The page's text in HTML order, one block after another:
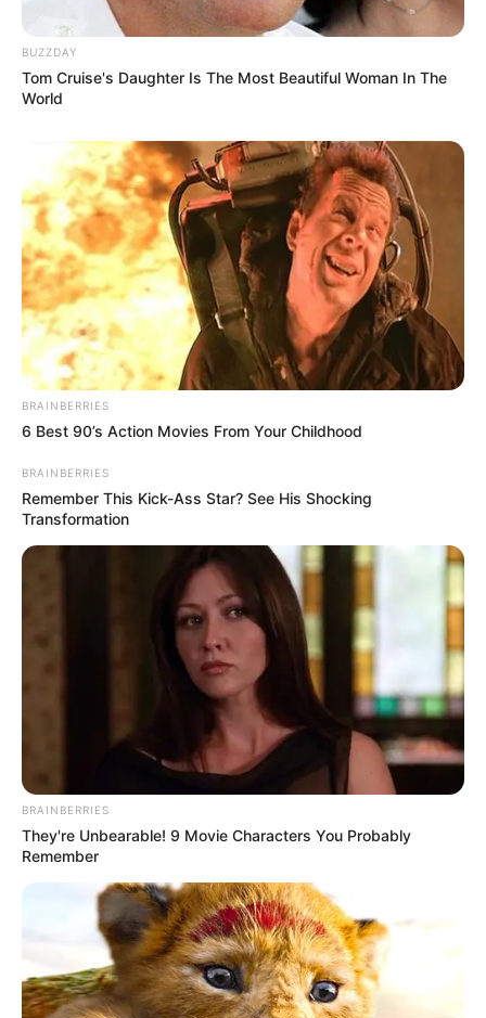
BUZZDAY
Tom Cruise's Daughter Is The Most Beautiful Woman In The
World
BRAINBERRIES
6 Best 90’s Action Movies From Your Childhood
BRAINBERRIES
Remember This Kick-Ass Star? See His Shocking
Transformation
BRAINBERRIES
They're Unbearable! 9 Movie Characters You Probably
Remember